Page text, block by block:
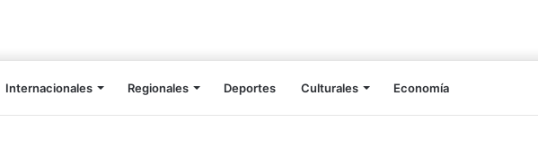
Internacionales Regionales Deportes Culturales Economía